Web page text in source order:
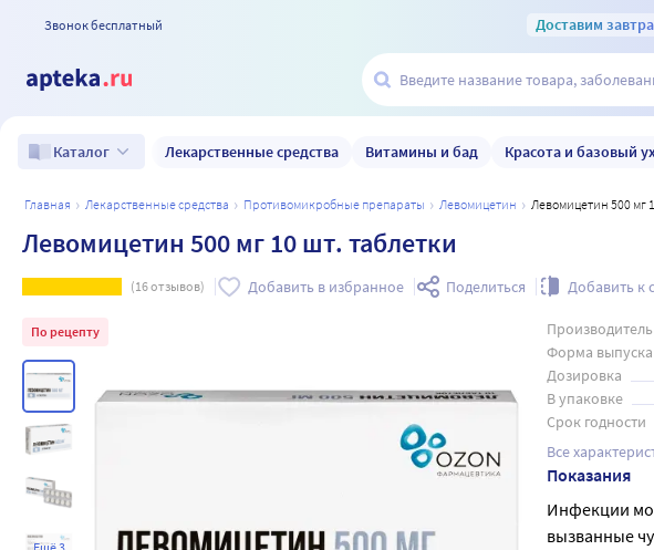
Звонок бесплатный Доставим завтра
Каталог Лекарственные средства Витамины и бад Красота и базовый
главная лекарственные средства противомикробные препараты левомицетин Левомицетин 500 мг
Левомицетин 500 мг 10 шт. таблетки
(16отзывов) Добавить в избранное Поделиться Добавить к
По рецепту Производитель
Форма выпуска
Дозировка
В упаковке
Срок годности
Все
Показания
Инфекции
вызванные